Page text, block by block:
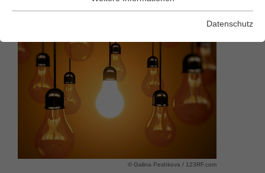
© Galina Peshkova / 123RF.com
Essentielle Cookies werden für grundlegende Funktionen der
Webseite einwandfrei funktioniert.
Name fe_typo_user
Anbieter TYPO3
Laufzeit Session
Cookie von TYPO3. Es speichert im Falle
Cookie-Informationen
Statistik und Performance
Datenschutz